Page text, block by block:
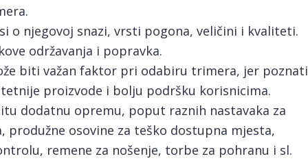
o njegovoj snazi, vrsti pogona, veličini i kvaliteti.
održavanja i popravka.
biti važan faktor pri odabiru trimera, jer poznati
proizvode i bolju podršku korisnicima.
dodatnu opremu, poput raznih nastavaka za
produžne osovine za teško dostupna mjesta,
remene za nošenje, torbe za pohranu i sl.